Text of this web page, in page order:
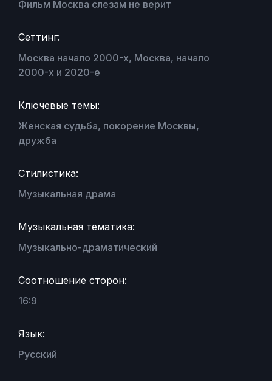
Фильм Москва слезам не верит
Сеттинг:
Москва начало 2000-х, Москва, начало
2000-х и 2020-е
Ключевые темы:
Женская судьба, покорение Москвы,
дружба
Стилистика:
Музыкальная драма
Музыкальная тематика:
Музыкально-драматический
Соотношение сторон:
16:9
Язык:
Русский